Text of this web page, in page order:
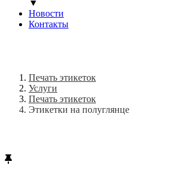
▼
Новости
Контакты
Печать этикеток
Услуги
Печать этикеток
Этикетки на полуглянце